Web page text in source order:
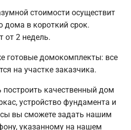
стоимости осуществит
дома в короткий срок.
от 2 недель.
готовые домокомплекты: все
на участке заказчика.
построить качественный дом
устройство фундамента и
вы сможете задать нашим
указанному на нашем